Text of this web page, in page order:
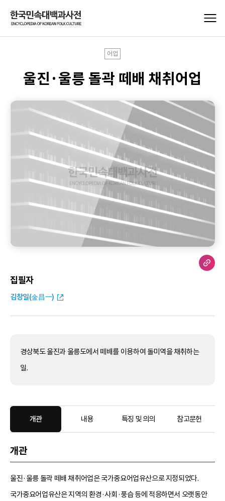
어업
울진·울릉 돌곽 떼배 채취어업
집필자
김창일(金昌一)
경상북도 울진과 울릉도에서 떼배를 이용하여 돌미역을 채취하는
일.
개관 내용 특징 및 의의 참고문헌
개관
울진·울릉 돌곽 떼배 채취어업은 국가중요어업유산으로 지정되었다.
국가중요어업유산은 지역의 환경·사회·풍습 등에 적응하면서 오랫동안